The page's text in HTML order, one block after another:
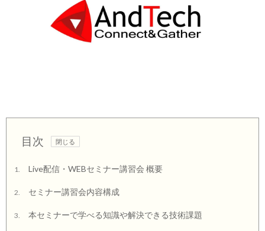
目次
1. Live配信・WEBセミナー講習会 概要
2. セミナー講習会内容構成
3. 本セミナーで学べる知識や解決できる技術課題